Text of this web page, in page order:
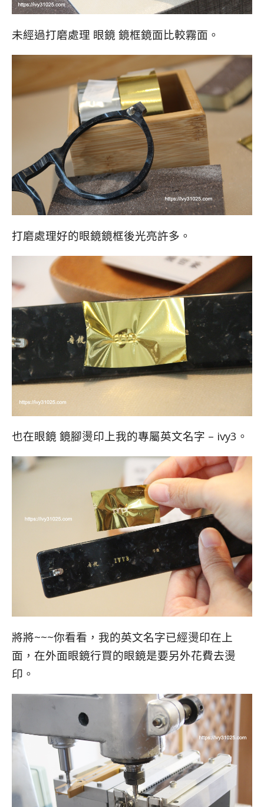
未經過打磨處理 眼鏡 鏡框鏡面比較霧面。
打磨處理好的眼鏡鏡框後光亮許多。
也在眼鏡 鏡腳燙印上我的專屬英文名字 – ivy3。
將將~~~你看看，我的英文名字已經燙印在上
面，在外面眼鏡行買的眼鏡是要另外花費去燙
印。